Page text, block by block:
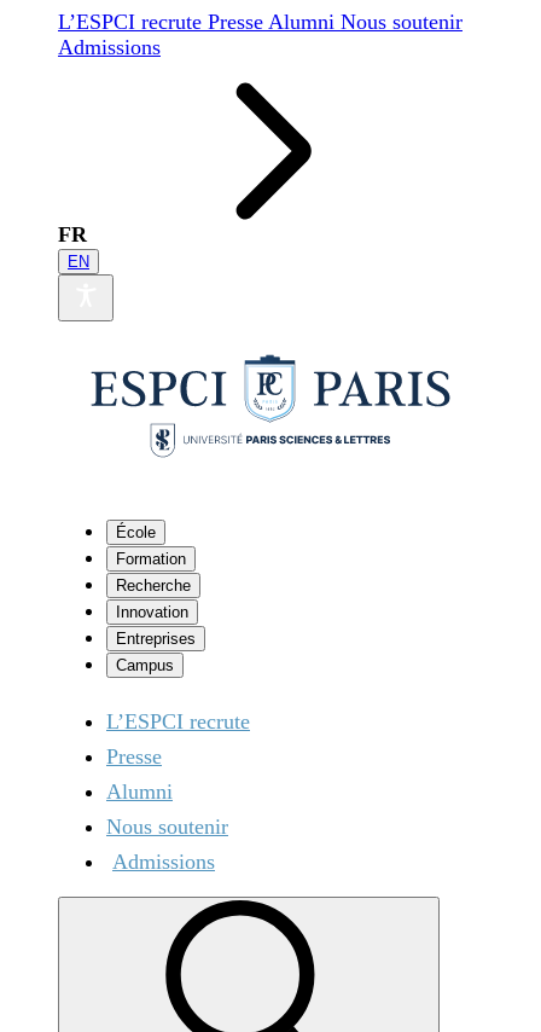
L’ESPCI recrute Presse Alumni Nous soutenir
Admissions
FR
EN
École
Formation
Recherche
Innovation
Entreprises
Campus
L’ESPCI recrute
Presse
Alumni
Nous soutenir
Admissions